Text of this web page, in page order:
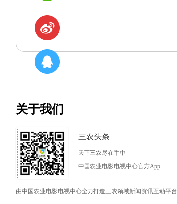
关于我们
三农头条
天下三农尽在手中
中国农业电影电视中心官方App
由中国农业电影电视中心全力打造三农领域新闻资讯互动平台